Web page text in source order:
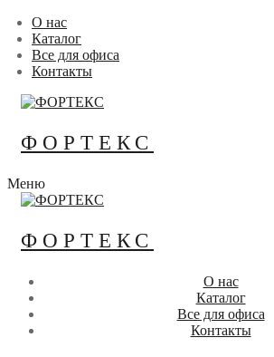
Перейти
содержимому
Меню
Закрыть
О нас
Каталог
Все для офиса
Контакты
ФОРТЕКС
Меню
ФОРТЕКС
О нас
Каталог
Все для офиса
Контакты